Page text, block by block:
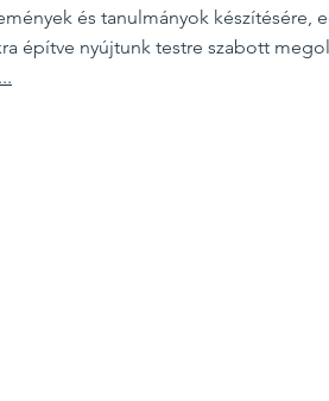
és tanulmányok készítésére,
építve nyújtunk testre szabott